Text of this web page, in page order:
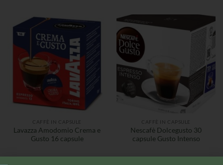
CAFFÈ IN CAPSULE
Lavazza Amodomio Crema e
Gusto 16 capsule
CAFFÈ IN CAPSULE
Nescafè Dolcegusto 30
capsule Gusto Intenso